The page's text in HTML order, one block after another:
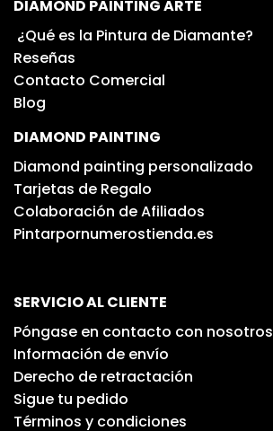
DIAMOND PAINTING ARTE
¿Qué es la Pintura de Diamante?
Reseñas
Contacto Comercial
Blog
DIAMOND PAINTING
Diamond painting personalizado
Tarjetas de Regalo
Colaboración de Afiliados
Pintarpornumerostienda.es
SERVICIO AL CLIENTE
Póngase en contacto con nosotros
Información de envío
Derecho de retractación
Sigue tu pedido
Términos y condiciones